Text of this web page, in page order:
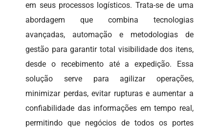
em seus processos logísticos. Trata-se de uma
abordagem que combina tecnologias
avançadas, automação e metodologias de
gestão para garantir total visibilidade dos itens,
desde o recebimento até a expedição. Essa
solução serve para agilizar operações,
minimizar perdas, evitar rupturas e aumentar a
confiabilidade das informações em tempo real,
permitindo que negócios de todos os portes